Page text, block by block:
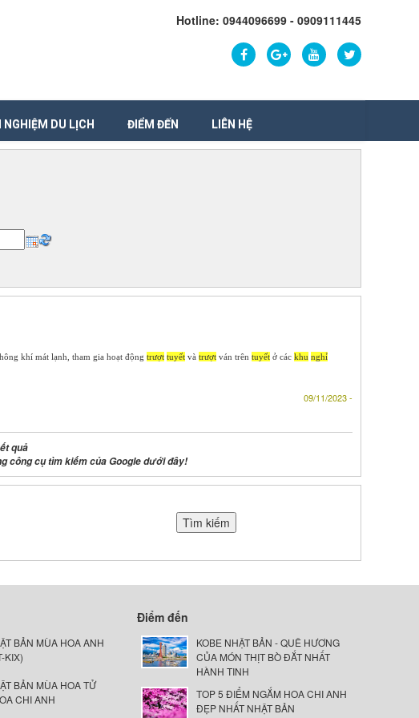
Hotline: 0944096699 - 0909111445
NGHIỆM DU LỊCH ĐIỂM ĐẾN LIÊN HỆ
khí mát lạnh, tham gia hoạt động trượt tuyết và trượt ván trên tuyết ở các khu nghỉ
09/11/2023 -
quả
công cụ tìm kiếm của Google dưới đây!
BẢN MÙA HOA ANH
KIX)
BẢN MÙA HOA TỬ
CHI ANH
Điểm đến
KOBE NHẬT BẢN - QUÊ HƯƠNG
CỦA MÓN THỊT BÒ ĐẮT NHẤT
HÀNH TINH
TOP 5 ĐIỂM NGẮM HOA CHI ANH
ĐẸP NHẤT NHẬT BẢN